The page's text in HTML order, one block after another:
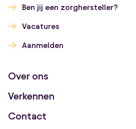
Ben jij een zorghersteller?
Vacatures
Aanmelden
Over ons
Verkennen
Contact